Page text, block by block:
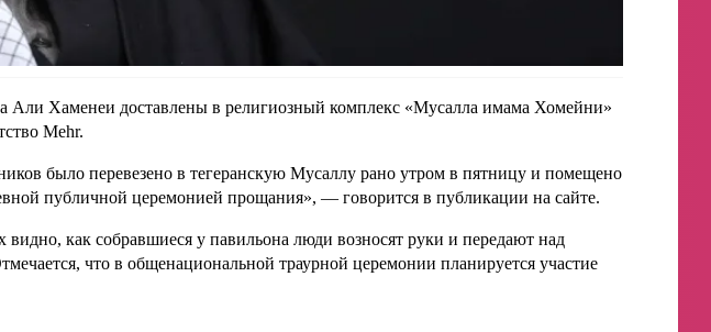
Али Хаменеи доставлены в религиозный комплекс «Мусалла имама Хомейни»
Mehr.
было перевезено в тегеранскую Мусаллу рано утром в пятницу и помещено
публичной церемонией прощания», — говорится в публикации на сайте.
как собравшиеся у павильона люди возносят руки и передают над
что в общенациональной траурной церемонии планируется участие